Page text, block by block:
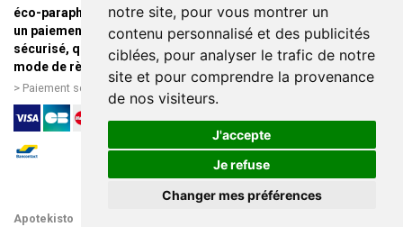
notre site, pour vous montrer un
contenu personnalisé et des publicités
ciblées, pour analyser le trafic de notre
site et pour comprendre la provenance
de nos visiteurs.
J'accepte
Je refuse
Changer mes préférences
éco-parapharmacie.fr offre
un paiement entièrement
sécurisé, quel que soit le
mode de règlement
Paiement sécurisé et simple
Commandez en ligne et
recevez votre commande
rapidement chez vous ou en
point retrait
Livraison chez vous ou en
Apotekisto